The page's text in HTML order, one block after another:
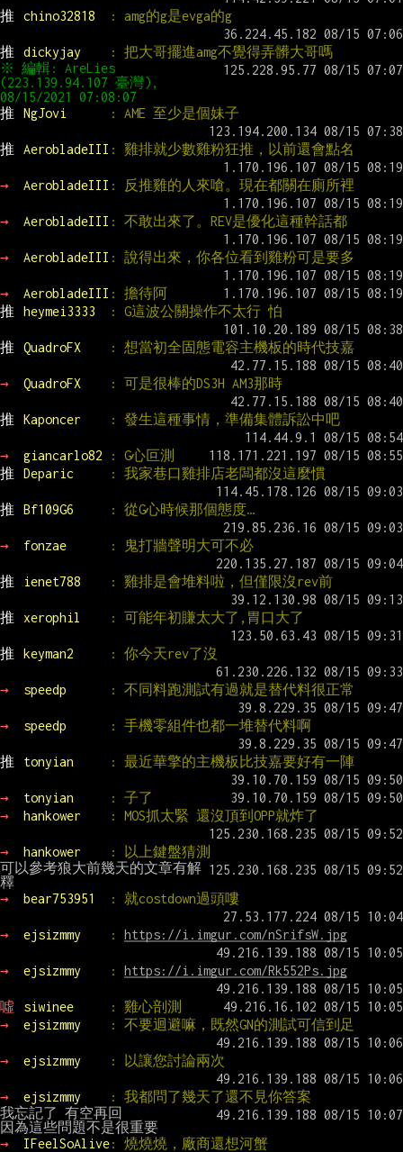
推 chino32818 : amg的g是evga的g
推 dickyjay
: 把大哥擺進amg不覺得弄髒大哥嗎
※ 編輯: AreLies
(223.139.94.107 臺灣),
08/15/2021 07:08:07
推
NgJovi : AME 至少是個妹子
推 AerobladeIII : 雞排就少數雞粉狂推，以前還會點名
→ AerobladeIII : 反推雞的人來嗆。現在都關在廁所裡
→ AerobladeIII : 不敢出來了。REV是優化這種幹話都
→ AerobladeIII : 說得出來，你各位看到雞粉可是要多
→ AerobladeIII : 擔待阿
推
heymei3333 : G這波公關操作不太行 怕
推 QuadroFX : 想當初全固態電容主機板的時代技嘉
→ QuadroFX : 可是很棒的DS3H AM3那時
推 Kaponcer : 發生這種事情，準備集體訴訟中吧
→ giancarlo82
: G心叵測
推
Deparic : 我家巷口雞排店老闆都沒這麼慣
推 Bf109G6 : 從G心時候那個態度…
→ fonzae : 鬼打牆聲明大可不必
推 ienet788 : 雞排是會堆料啦，但僅限沒rev前
推 xerophil : 可能年初賺太大了,胃口大了
推 keyman2 : 你今天rev了沒
→ speedp : 不同料跑測試有過就是替代料很正常
→ speedp : 手機零組件也都一堆替代料啊
推 tonyian : 最近華擎的主機板比技嘉要好有一陣
→ tonyian
: 子了
→
hankower : MOS抓太緊 還沒頂到OPP就炸了
→ hankower
: 以上鍵盤猜測
可以參考狼大前幾天的文章有解
→
bear753951 : 就costdown過頭嘍
→ ejsizmmy : https://i.imgur.com/nSrifsW.jpg
→ ejsizmmy : https://i.imgur.com/Rk552Ps.jpg
噓 siwinee
: 雞心剖測
→
ejsizmmy : 不要迴避嘛，既然GN的測試可信到足
→ ejsizmmy : 以讓您討論兩次
→ ejsizmmy
: 我都問了幾天了還不見你答案
我忘記了 有空再回
→
IFeelSoAlive: 燒燒燒，廠商還想河蟹